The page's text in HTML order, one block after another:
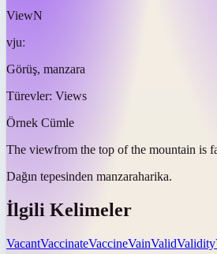
ViewN
vjuː
Görüş, manzara
Türevler: Views
Örnek Cümle
The viewfrom the top of the mountain is
Dağın tepesinden manzaraharika.
İlgili Kelimeler
VacantVaccinateVaccineVainValidValidity